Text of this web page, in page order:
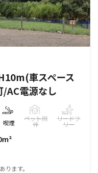
車スペース
AC電源なし
喫煙
ペット同
伴
リードフ
リー
ます。